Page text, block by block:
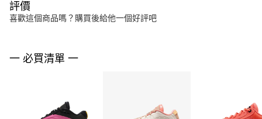
評價
喜歡這個商品嗎？購買後給他一個好評吧
一 必買清單 一